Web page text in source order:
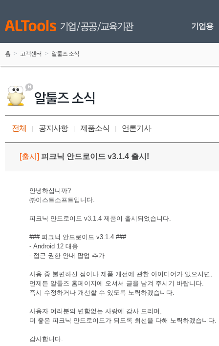
기업용
홈 > 고객센터 > 알툴즈 소식
전체 공지사항 제품소식 언론기사
[출시 ] 피크닉 안드로이드 v3.1.4 출시!
안녕하십니까?
㈜이스트소프트입니다.
피크닉 안드로이드 v3.1.4 제품이 출시되었습니다.
### 피크닉 안드로이드 v3.1.4 ###
- Android 12 대응
- 접근 권한 안내 팝업 추가
사용 중 불편하신 점이나 제품 개선에 관한 아이디어가 있으시면,
언제든 알툴즈 홈페이지에 오셔서 글을 남겨 주시기 바랍니다.
즉시 수정하거나 개선할 수 있도록 노력하겠습니다.
사용자 여러분의 변함없는 사랑에 감사 드리며,
더 좋은 피크닉 안드로이드가 되도록 최선을 다해 노력하겠습니다.
감사합니다.